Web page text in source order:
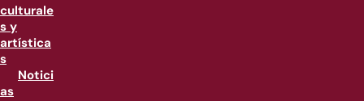
culturale
s y
artística
s
Notici
as